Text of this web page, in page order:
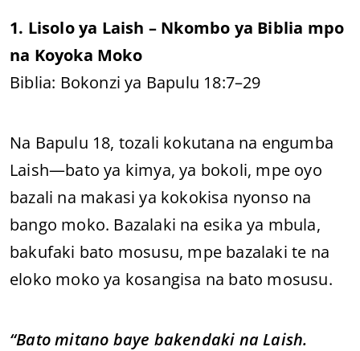
1. Lisolo ya Laish – Nkombo ya Biblia mpo
na Koyoka Moko
Biblia: Bokonzi ya Bapulu 18:7–29
Na Bapulu 18, tozali kokutana na engumba
Laish—bato ya kimya, ya bokoli, mpe oyo
bazali na makasi ya kokokisa nyonso na
bango moko. Bazalaki na esika ya mbula,
bakufaki bato mosusu, mpe bazalaki te na
eloko moko ya kosangisa na bato mosusu.
“Bato mitano baye bakendaki na Laish.